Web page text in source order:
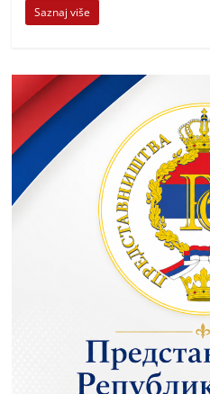
Saznaj više